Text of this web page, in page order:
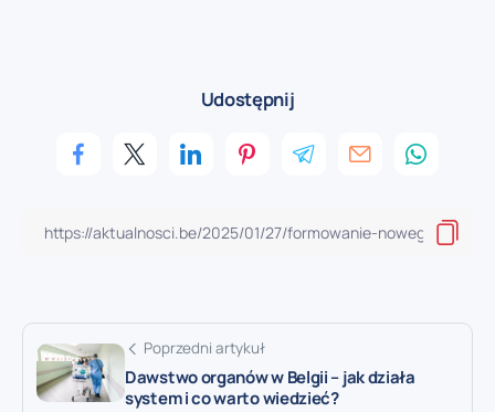
Udostępnij
Poprzedni artykuł
Dawstwo organów w Belgii – jak działa
system i co warto wiedzieć?